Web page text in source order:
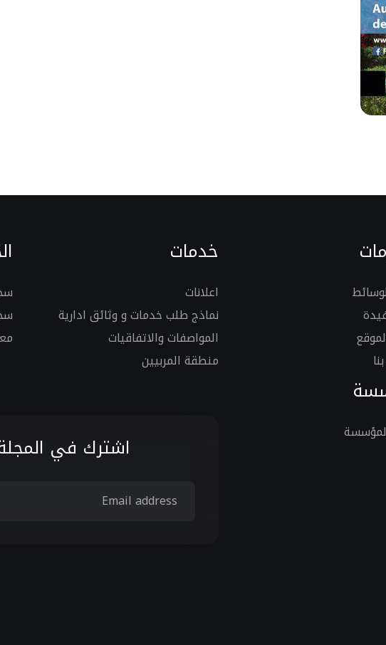
خدمات
اعلانات
نماذج طلب خدمات و وثائق ادارية
المواصفات والاتفاقيات
منطقة المربيين
اشترك في المجلة